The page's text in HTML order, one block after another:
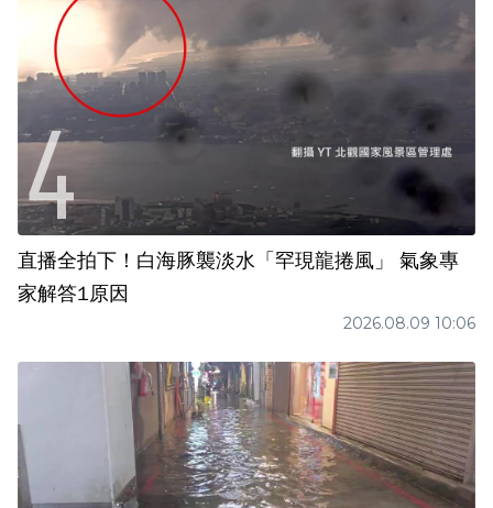
直播全拍下！白海豚襲淡水「罕現龍捲風」 氣象專
家解答1原因
2026.08.09 10:06